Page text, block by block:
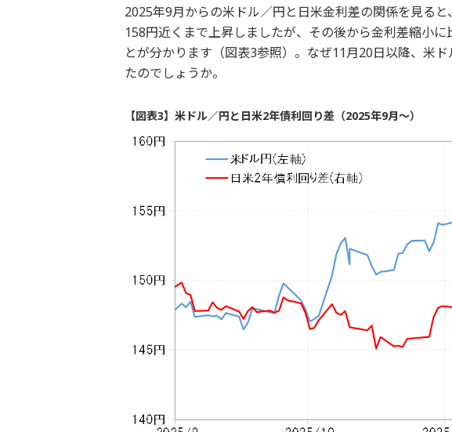
2025年9月からの米ドル／円と日米金利差の関係を見る
158円近くまで上昇しましたが、その後から金利差縮小
とが分かります（図表3参照）。なぜ11月20日以降、米
たのでしょうか。
【図表3】米ドル／円と日米2年債利回り差（2025年9月～）